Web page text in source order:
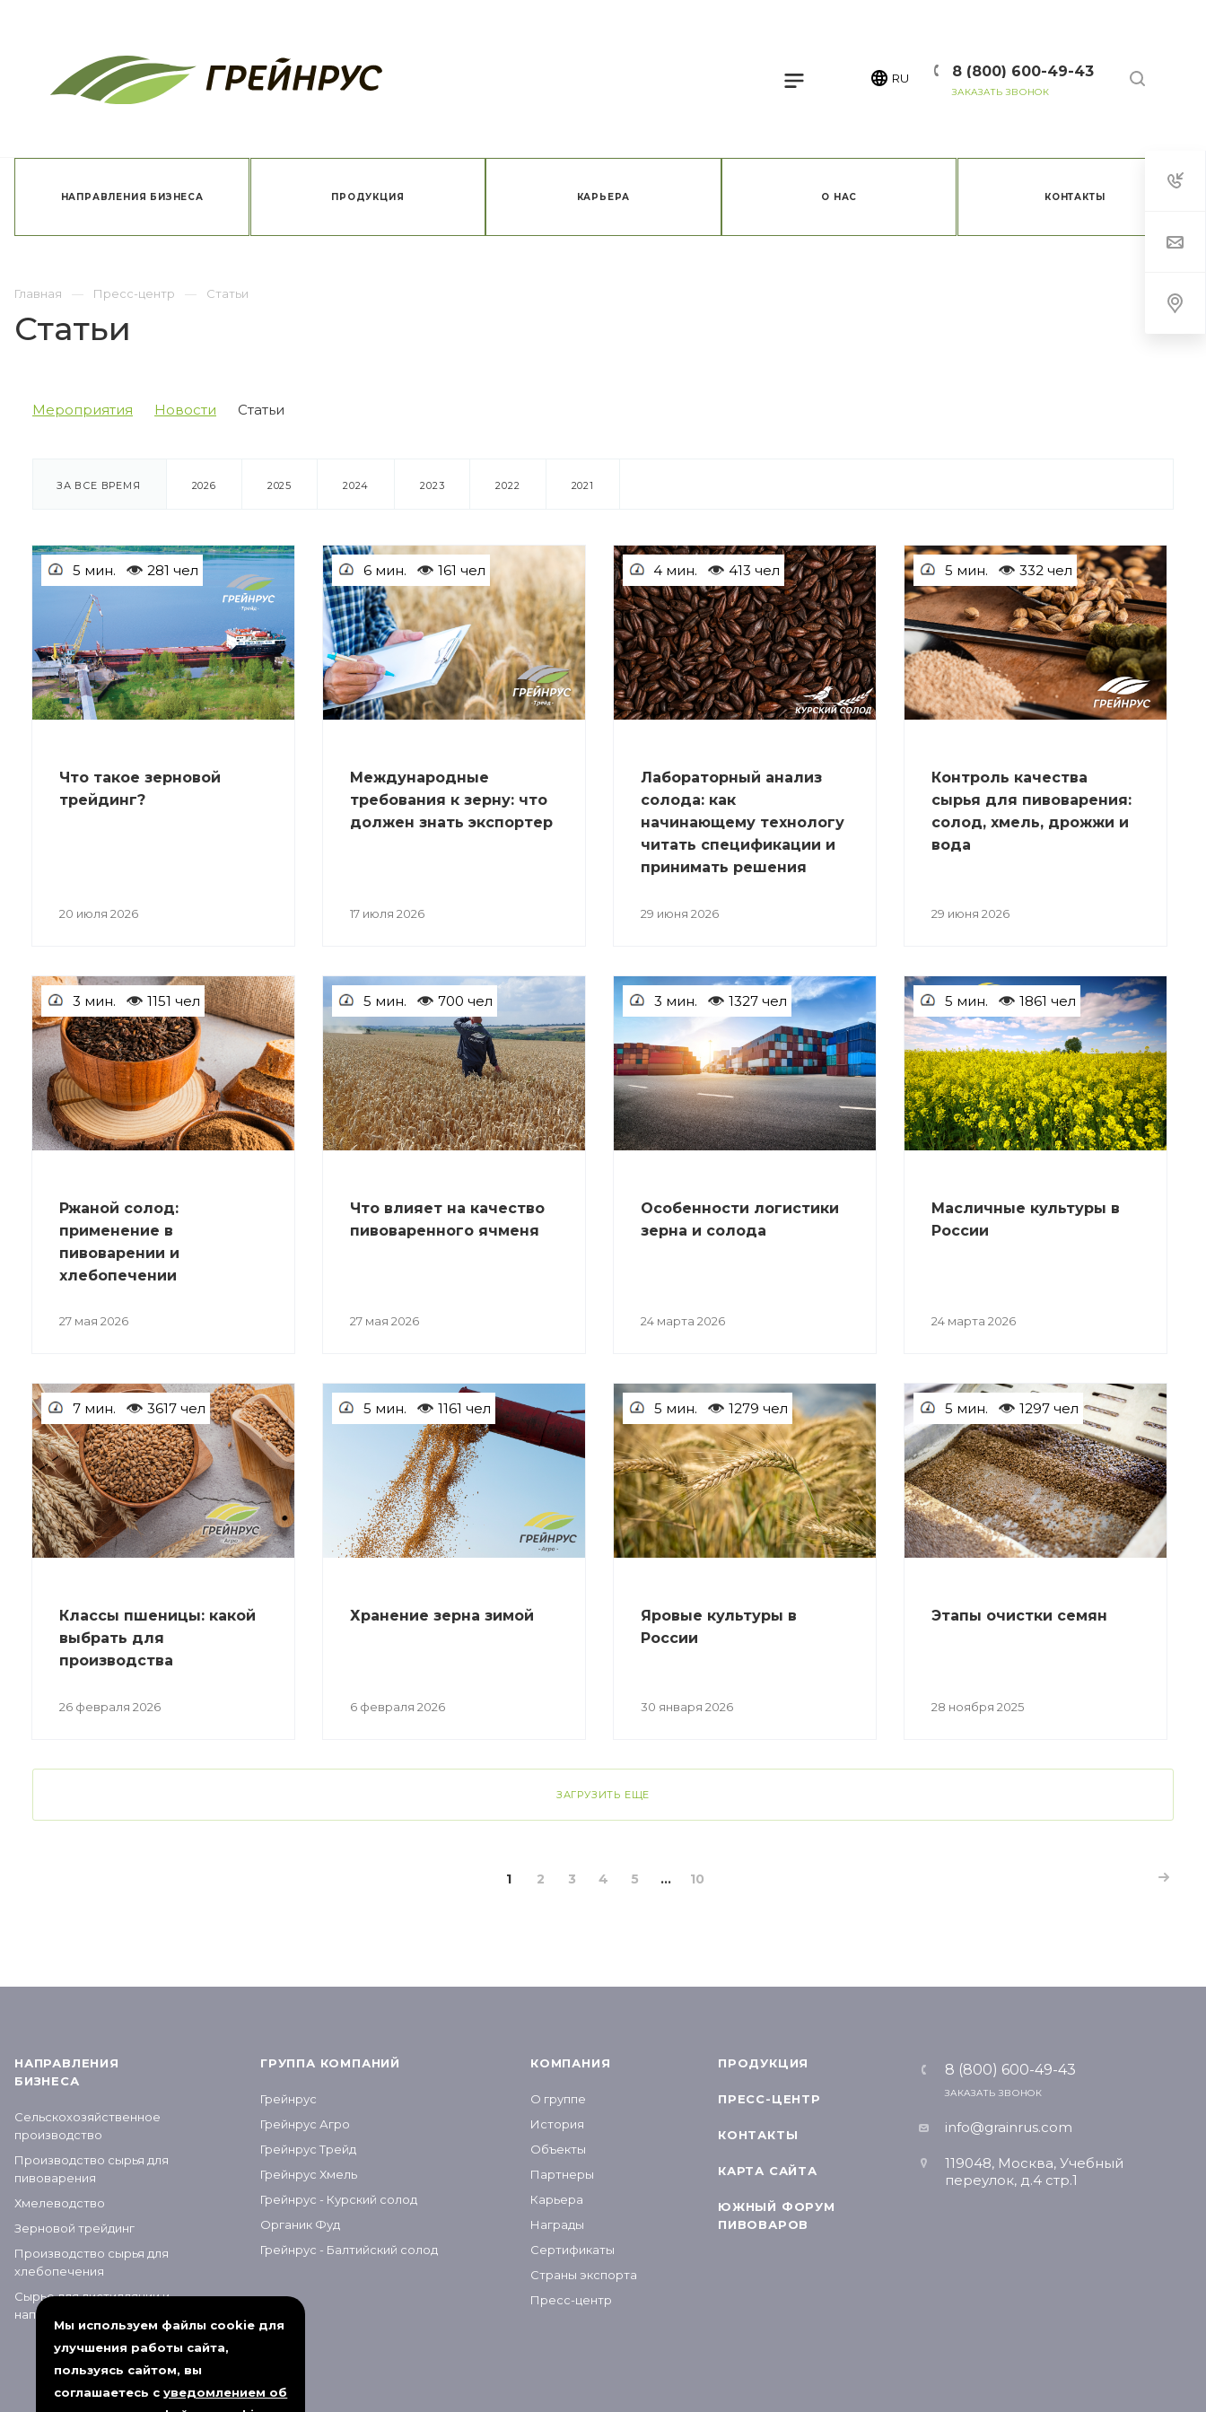
8 (800) 600-49-43
ЗАКАЗАТЬ ЗВОНОК
RU
НАПРАВЛЕНИЯ БИЗНЕСА ПРОДУКЦИЯ КАРЬЕРА О НАС КОНТАКТЫ
Главная Пресс-центр Статьи
Статьи
Мероприятия Новости Статьи
ЗА ВСЕ ВРЕМЯ 2026 2025 2024 2023 2022 2021
5 мин. 281 чел
Что такое зерновой
трейдинг?
20 июля 2026
6 мин. 161 чел
Международные
требования к зерну: что
должен знать экспортер
17 июля 2026
4 мин. 413 чел
Лабораторный анализ
солода: как
начинающему технологу
читать спецификации и
принимать решения
29 июня 2026
5 мин. 332 чел
Контроль качества
сырья для пивоварения:
солод, хмель, дрожжи и
вода
29 июня 2026
3 мин. 1151 чел
Ржаной солод:
применение в
пивоварении и
хлебопечении
27 мая 2026
5 мин. 700 чел
Что влияет на качество
пивоваренного ячменя
27 мая 2026
3 мин. 1327 чел
Особенности логистики
зерна и солода
24 марта 2026
5 мин. 1861 чел
Масличные культуры в
России
24 марта 2026
7 мин. 3617 чел
Классы пшеницы: какой
выбрать для
производства
26 февраля 2026
5 мин. 1161 чел
Хранение зерна зимой
6 февраля 2026
5 мин. 1279 чел
Яровые культуры в
России
30 января 2026
5 мин. 1297 чел
Этапы очистки семян
28 ноября 2025
ЗАГРУЗИТЬ ЕЩЕ
1 2 3 4 5 ... 10
Мы используем файлы cookie для
улучшения работы сайта,
пользуясь сайтом, вы
соглашаетесь суведомлением об
НАПРАВЛЕНИЯ
БИЗНЕСА
Сельскохозяйственное
производство
Производство сырья для
пивоварения
Хмелеводство
Зерновой трейдинг
Производство сырья для
хлебопечения
Сырье для дистилляции и
напитков
ГРУППА КОМПАНИЙ
Грейнрус
Грейнрус Агро
Грейнрус Трейд
Грейнрус Хмель
Грейнрус - Курский солод
Органик Фуд
Грейнрус - Балтийский солод
КОМПАНИЯ
О группе
История
Объекты
Партнеры
Карьера
Награды
Сертификаты
Страны экспорта
Пресс-центр
ПРОДУКЦИЯ
ПРЕСС-ЦЕНТР
КОНТАКТЫ
КАРТА САЙТА
ЮЖНЫЙ ФОРУМ
ПИВОВАРОВ
8 (800) 600-49-43
ЗАКАЗАТЬ ЗВОНОК
info@grainrus.com
119048, Москва, Учебный
переулок, д.4 стр.1